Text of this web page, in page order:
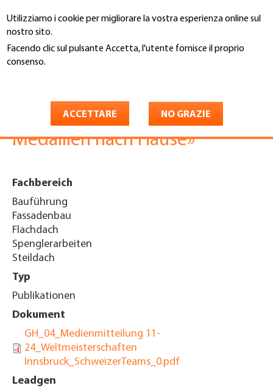
Utilizziamo i cookie per migliorare la vostra esperienza online sul
nostro sito.
Facendo clic sul pulsante Accetta, l'utente fornisce il proprio
consenso.
ACCETTARE NO GRAZIE
al
contenuto
principale
You
«Schweiz bringt erneut vier
Medaillen nach Hause»
Fachbereich
Bauführung
Fassadenbau
Flachdach
Spenglerarbeiten
Steildach
Typ
Publikationen
Dokument
GH_04_Medienmitteilung 11-
24_Weltmeisterschaften
Innsbruck_SchweizerTeams_0.pdf
Leadgen